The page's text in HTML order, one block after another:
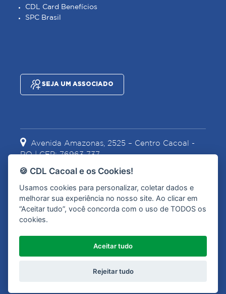
CDL Card Benefícios
SPC Brasil
SEJA UM ASSOCIADO
Avenida Amazonas, 2525 – Centro Cacoal -
RO | CEP: 76963-737
(69) 3441-2067 (69) 99967-1628
🍪 CDL Cacoal e os Cookies!
Usamos cookies para personalizar, coletar dados e
melhorar sua experiência no nosso site. Ao clicar em
“Aceitar tudo”, você concorda com o uso de TODOS os
cookies.
Aceitar tudo
Rejeitar tudo